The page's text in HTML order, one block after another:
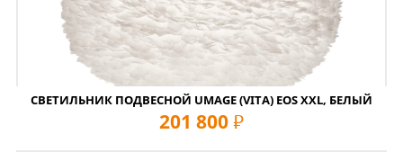
СВЕТИЛЬНИК ПОДВЕСНОЙ UMAGE (VITA) EOS XXL, БЕЛЫЙ
201 800 руб